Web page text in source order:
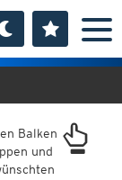
Balken
und